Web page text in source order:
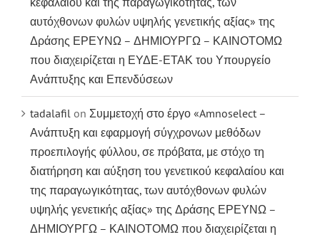
αυτόχθονων φυλών υψηλής γενετικής αξίας» της
Δράσης ΕΡΕΥΝΩ – ΔΗΜΙΟΥΡΓΩ – ΚΑΙΝΟΤΟΜΩ
που διαχειρίζεται η ΕΥΔΕ-ΕΤΑΚ του Υπουργείο
Ανάπτυξης και Επενδύσεων
tadalafil on Συμμετοχή στο έργο «Amnoselect –
Ανάπτυξη και εφαρμογή σύγχρονων μεθόδων
προεπιλογής φύλλου, σε πρόβατα, με στόχο τη
διατήρηση και αύξηση του γενετικού κεφαλαίου και
της παραγωγικότητας, των αυτόχθονων φυλών
υψηλής γενετικής αξίας» της Δράσης ΕΡΕΥΝΩ –
ΔΗΜΙΟΥΡΓΩ – ΚΑΙΝΟΤΟΜΩ που διαχειρίζεται η